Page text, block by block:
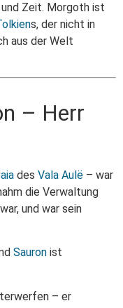
und Zeit. Morgoth ist
s, der nicht in
aus der Welt
– Herr
des Vala Aulë – war
die Verwaltung
und war sein
Sauron ist
– er